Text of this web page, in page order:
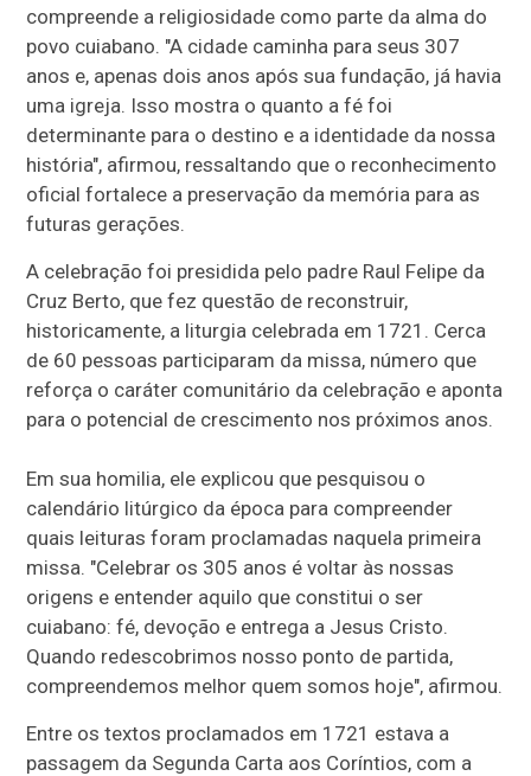
compreende a religiosidade como parte da alma do
povo cuiabano. "A cidade caminha para seus 307
anos e, apenas dois anos após sua fundação, já havia
uma igreja. Isso mostra o quanto a fé foi
determinante para o destino e a identidade da nossa
história", afirmou, ressaltando que o reconhecimento
oficial fortalece a preservação da memória para as
futuras gerações.
A celebração foi presidida pelo padre Raul Felipe da
Cruz Berto, que fez questão de reconstruir,
historicamente, a liturgia celebrada em 1721. Cerca
de 60 pessoas participaram da missa, número que
reforça o caráter comunitário da celebração e aponta
para o potencial de crescimento nos próximos anos.
Em sua homilia, ele explicou que pesquisou o
calendário litúrgico da época para compreender
quais leituras foram proclamadas naquela primeira
missa. "Celebrar os 305 anos é voltar às nossas
origens e entender aquilo que constitui o ser
cuiabano: fé, devoção e entrega a Jesus Cristo.
Quando redescobrimos nosso ponto de partida,
compreendemos melhor quem somos hoje", afirmou.
Entre os textos proclamados em 1721 estava a
passagem da Segunda Carta aos Coríntios, com a